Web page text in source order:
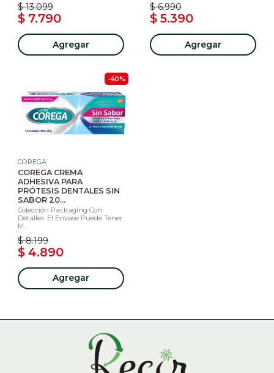
$ 13.099
$ 7.790
Agregar
$ 6.990
$ 5.390
Agregar
-40%
COREGA
COREGA CREMA
ADHESIVA PARA
PRÓTESIS DENTALES SIN
SABOR 20...
Colección Packaging Con
Detalles: El Envase Puede Tener
M...
$ 8.199
$ 4.890
Agregar